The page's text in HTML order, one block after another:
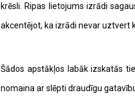
krēsli. Ripas lietojums izrādi
akcentējot, ka izrādi nevar uztvert
Šādos apstākļos labāk izskatās
nomaina ar slēpti draudīgu